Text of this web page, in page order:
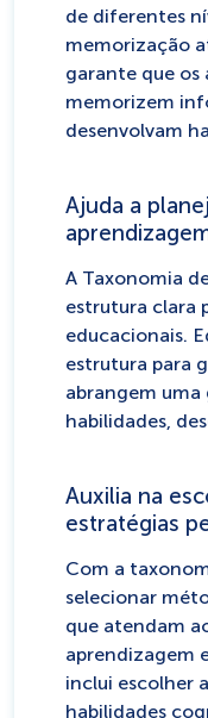
de diferentes
memorização
garante que os
memorizem
desenvolvam
Ajuda a
A Taxonomia
estrutura clara
educacionais.
estrutura para
abrangem
habilidades,
Auxilia na
estratégias
Com a
selecionar
que atendam
aprendizagem
inclui escolher
habilidades